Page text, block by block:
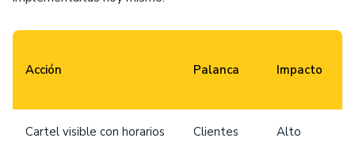
Acción Palanca Impacto
Cartel visible con horarios
Clientes Alto